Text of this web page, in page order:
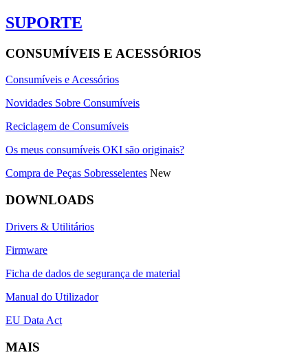
SUPORTE
CONSUMÍVEIS E ACESSÓRIOS
Consumíveis e Acessórios
Novidades Sobre Consumíveis
Reciclagem de Consumíveis
Os meus consumíveis OKI são originais?
Compra de Peças Sobresselentes New
DOWNLOADS
Drivers & Utilitários
Firmware
Ficha de dados de segurança de material
Manual do Utilizador
EU Data Act
MAIS